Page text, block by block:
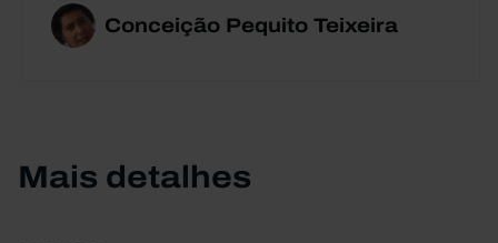
Portugal. Afinal, o que esperam os portugueses
da democracia? Que ideia têm dela? Que causas
outras perguntas no ensaio-barómetro sobre a
Conceição Pequito Teixeira
Mais detalhes